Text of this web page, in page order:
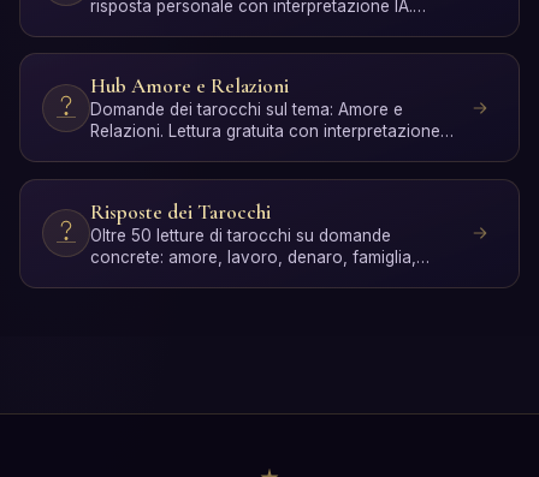
risposta personale con interpretazione IA.
Hub Amore e Relazioni
Domande dei tarocchi sul tema: Amore e
Relazioni. Lettura gratuita con interpretazione
Risposte dei Tarocchi
Oltre 50 letture di tarocchi su domande
concrete: amore, lavoro, denaro, famiglia,